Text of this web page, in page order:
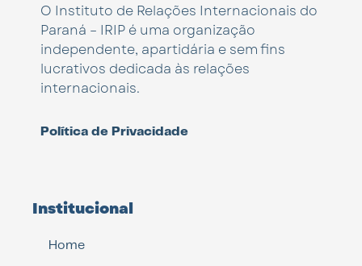
O Instituto de Relações Internacionais do
Paraná – IRIP é uma organização
independente, apartidária e sem fins
lucrativos dedicada às relações
internacionais.
Política de Privacidade
Institucional
Home